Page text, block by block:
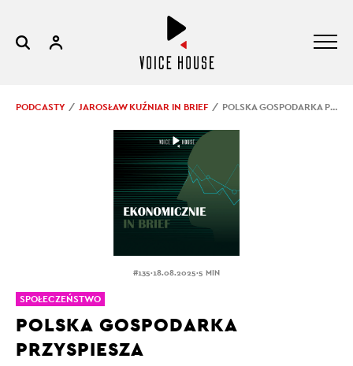
PODCASTY JAROSŁAW KUŹNIAR IN BRIEF POLSKA GOSPODARKA PRZYSPIESZA
#135.18.08.2025.5 MIN
POLSKA GOSPODARKA
PRZYSPIESZA
SPOŁECZEŃSTWO